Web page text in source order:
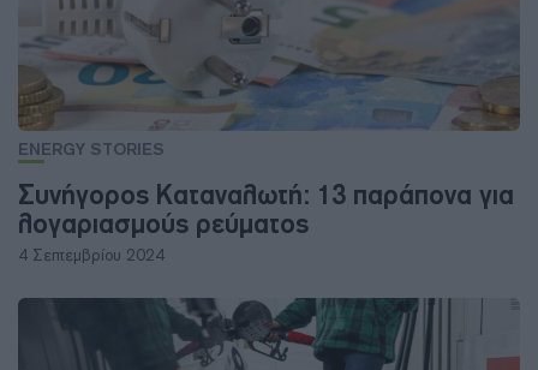
ENERGY STORIES
Συνήγορος Καταναλωτή: 13 παράπονα για
λογαριασμούς ρεύματος
4 Σεπτεμβρίου 2024